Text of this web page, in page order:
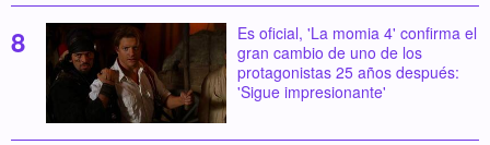
Es oficial, 'La momia 4' confirma el
gran cambio de uno de los
protagonistas 25 años después:
'Sigue impresionante'